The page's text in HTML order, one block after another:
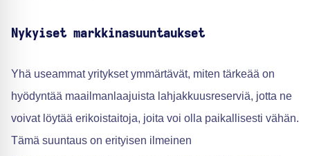
Nykyiset markkinasuuntaukset
Yhä useammat yritykset ymmärtävät, miten tärkeää on
hyödyntää maailmanlaajuista lahjakkuusreserviä, jotta ne
voivat löytää erikoistaitoja, joita voi olla paikallisesti vähän.
Tämä suuntaus on erityisen ilmeinen